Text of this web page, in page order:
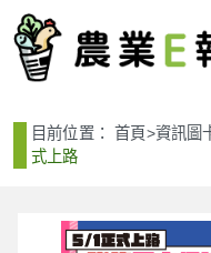
目前位置：首頁>資訊圖
式上路